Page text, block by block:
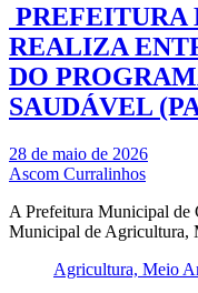
PREFEITURA
REALIZA
DO
SAUDÁVEL
28 de maio de 2026
Ascom Curralinhos
A Prefeitura Municipal de
Municipal de Agricultura,
Agricultura, Meio